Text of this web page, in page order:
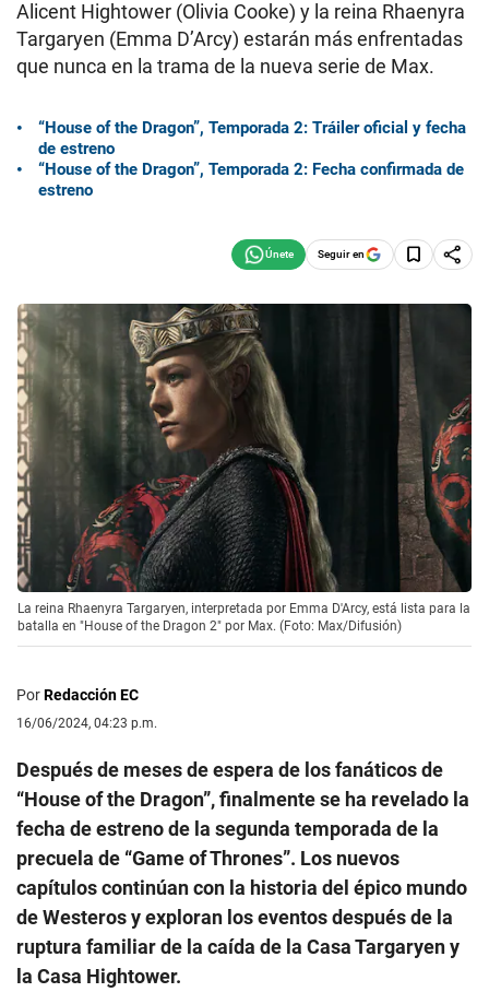
Alicent Hightower (Olivia Cooke) y la reina Rhaenyra
Targaryen (Emma D’Arcy) estarán más enfrentadas
que nunca en la trama de la nueva serie de Max.
“House of the Dragon”, Temporada 2: Tráiler oficial y fecha
de estreno
“House of the Dragon”, Temporada 2: Fecha confirmada de
estreno
Seguir en
La reina Rhaenyra Targaryen, interpretada por Emma D'Arcy, está lista para la
batalla en "House of the Dragon 2" por Max. (Foto: Max/Difusión)
PorRedacción EC
16/06/2024, 04:23 p.m.
Después de meses de espera de los fanáticos de
“House of the Dragon”, finalmente se ha revelado la
fecha de estreno de la segunda temporada de la
precuela de “Game of Thrones”. Los nuevos
capítulos continúan con la historia del épico mundo
de Westeros y exploran los eventos después de la
ruptura familiar de la caída de la Casa Targaryen y
la Casa Hightower.